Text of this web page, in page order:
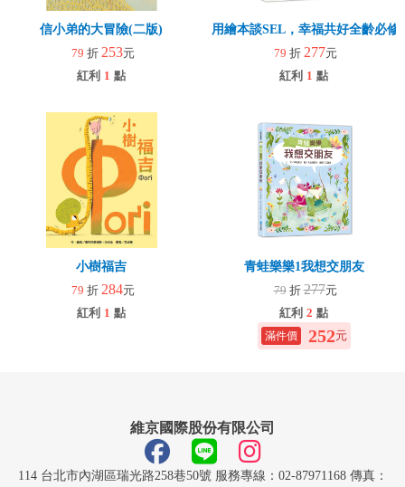
信小弟的大冒險(二版)
79 折 253元
紅利 1 點
用繪本談SEL，幸福共好全齡必修
79 折 277元
紅利 1 點
小樹福吉
79 折 284元
紅利 1 點
青蛙樂樂1我想交朋友
79 折277元
紅利 2 點
252元
維京國際股份有限公司
114 台北市內湖區瑞光路258巷50號 服務專線：02-87971168 傳真：